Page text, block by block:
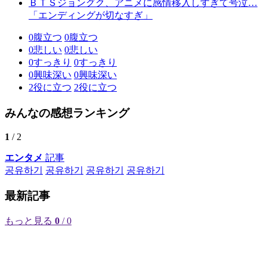
ＢＴＳジョングク、アニメに感情移入しすぎて号泣…
「エンディングが切なすぎ」
0腹立つ 0腹立つ
0悲しい 0悲しい
0すっきり 0すっきり
0興味深い 0興味深い
2役に立つ 2役に立つ
みんなの感想ランキング
1 / 2
エンタメ 記事
공유하기
공유하기 공유하기 공유하기
最新記事
もっと見る 0 / 0